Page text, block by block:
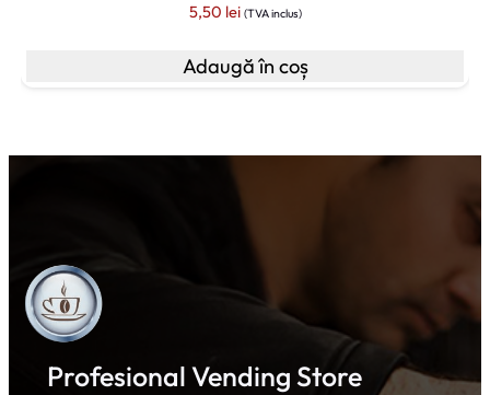
5,50 lei (TVA inclus)
Adaugă în coș
Profesional Vending Store